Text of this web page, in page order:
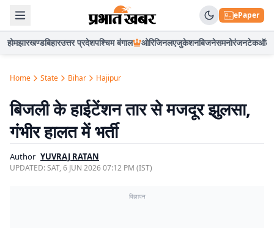
ePaper
होमझारखण्डबिहारउत्तर प्रदेशपश्चिम बंगाल ओरिजिनलएजुकेशनबिजनेसमनोरंजनटेकऑटो
Home State Bihar Hajipur
बिजली के हाईटेंशन तार से मजदूर झुलसा,
गंभीर हालत में भर्ती
Author YUVRAJ RATAN
UPDATED:SAT, 6 JUN 2026 07:12 PM (IST)
विज्ञापन